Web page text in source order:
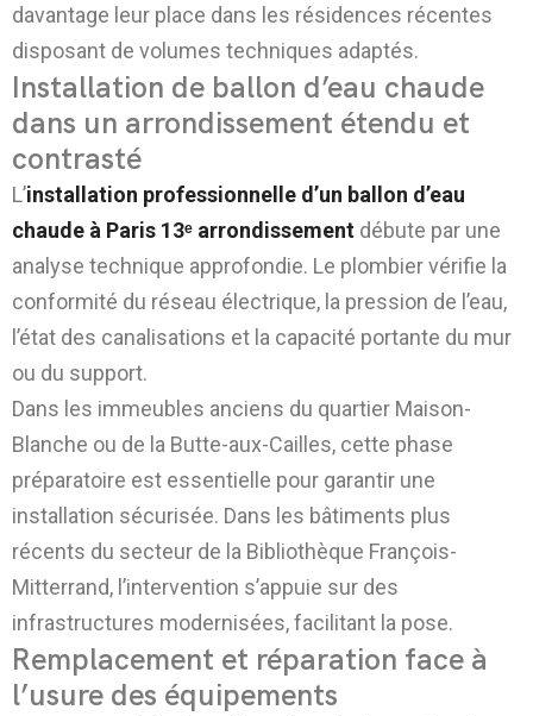
davantage leur place dans les résidences récentes
disposant de volumes techniques adaptés.
Installation de ballon d’eau chaude
dans un arrondissement étendu et
contrasté
L’installation professionnelle d’un ballon d’eau
chaude à Paris 13ᵉ arrondissement débute par une
analyse technique approfondie. Le plombier vérifie la
conformité du réseau électrique, la pression de l’eau,
l’état des canalisations et la capacité portante du mur
ou du support.
Dans les immeubles anciens du quartier Maison-
Blanche ou de la Butte-aux-Cailles, cette phase
préparatoire est essentielle pour garantir une
installation sécurisée. Dans les bâtiments plus
récents du secteur de la Bibliothèque François-
Mitterrand, l’intervention s’appuie sur des
infrastructures modernisées, facilitant la pose.
Remplacement et réparation face à
l’usure des équipements